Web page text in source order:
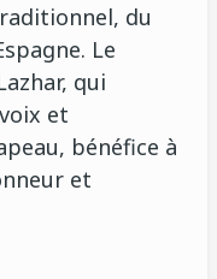
du
Le
qui
et
bénéfice à
et